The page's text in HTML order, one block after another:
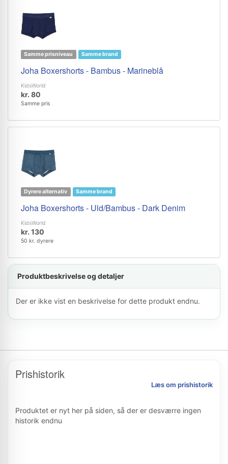
Samme prisniveau Samme brand
Joha Boxershorts - Bambus - Marineblå
KidsWorld
kr. 80
Samme pris
Dyrere alternativ Samme brand
Joha Boxershorts - Uld/Bambus - Dark Denim
KidsWorld
kr. 130
50 kr. dyrere
Produktbeskrivelse og detaljer
Der er ikke vist en beskrivelse for dette produkt endnu.
Prishistorik
Læs om prishistorik
Produktet er nyt her på siden, så der er desværre ingen
historik endnu